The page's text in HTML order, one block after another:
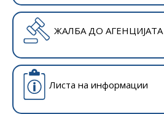
ЖАЛБА ДО АГЕНЦИЈАТА
Листа на информации